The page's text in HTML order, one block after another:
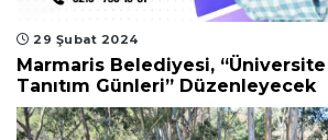
29 Şubat 2024
Marmaris Belediyesi,
Tanıtım Günleri” Düzenleyecek